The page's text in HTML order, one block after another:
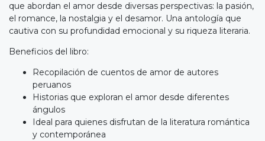
que abordan el amor desde diversas perspectivas: la pasión,
el romance, la nostalgia y el desamor. Una antología que
cautiva con su profundidad emocional y su riqueza literaria.
Beneficios del libro:
Recopilación de cuentos de amor de autores
peruanos
Historias que exploran el amor desde diferentes
ángulos
Ideal para quienes disfrutan de la literatura romántica
y contemporánea